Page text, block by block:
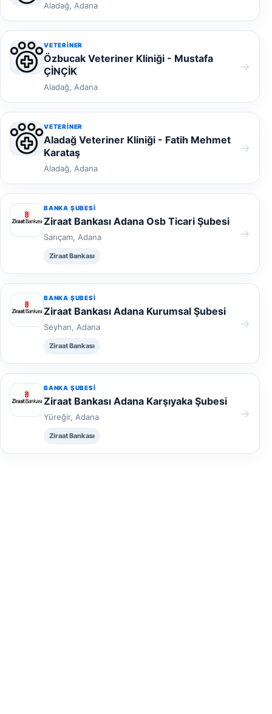
Aladağ, Adana
VETERINER
Özbucak Veteriner Kliniği - Mustafa
ÇİNÇİK
Aladağ, Adana
→
VETERINER
Aladağ Veteriner Kliniği - Fatih Mehmet
Karataş
Aladağ, Adana
→
BANKA ŞUBESI
Ziraat Bankası Adana Osb Ticari Şubesi
Sarıçam, Adana
Ziraat Bankası
→
BANKA ŞUBESI
Ziraat Bankası Adana Kurumsal Şubesi
Seyhan, Adana
Ziraat Bankası
→
BANKA ŞUBESI
Ziraat Bankası Adana Karşıyaka Şubesi
Yüreğir, Adana
Ziraat Bankası
→